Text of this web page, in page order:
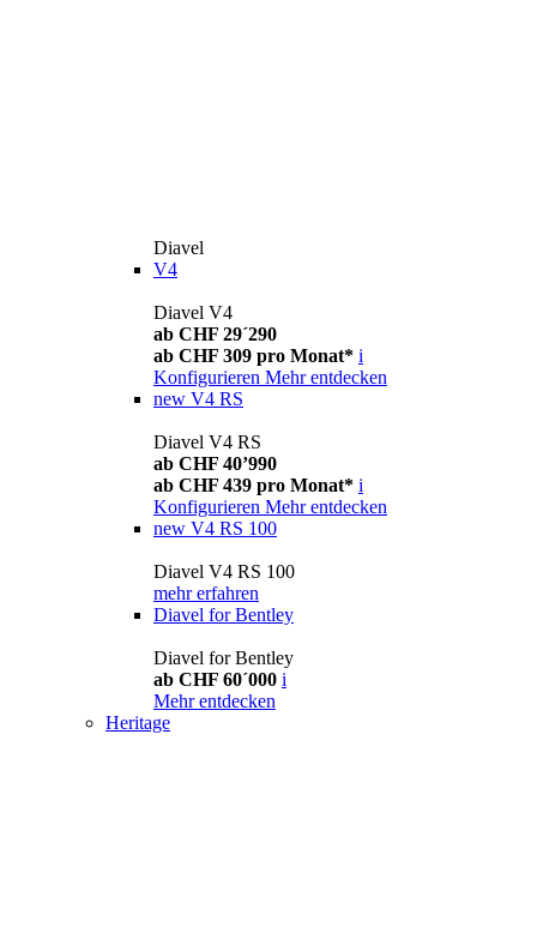
Diavel
V4
Diavel V4
ab CHF 29´290
ab CHF 309 pro Monat* i
Konfigurieren Mehr entdecken
new V4 RS
Diavel V4 RS
ab CHF 40’990
ab CHF 439 pro Monat* i
Konfigurieren Mehr entdecken
new V4 RS 100
Diavel V4 RS 100
mehr erfahren
Diavel for Bentley
Diavel for Bentley
ab CHF 60´000 i
Mehr entdecken
Heritage